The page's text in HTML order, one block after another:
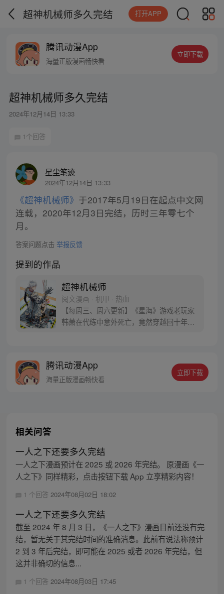
超神机械师多久完结 打开APP
腾讯动漫App
海量正版漫画畅快看
立即下载
超神机械师多久完结
2024年12月14日 13:33
1个回答
星尘笔迹
2024年12月14日 13:33
《超神机械师》 于2017年5月19日在起点中文网
连载，2020年12月3日完结，历时三年零七个
月。
答案问题点击 举报反馈
提到的作品
超神机械师
阅文漫画 · 机甲 · 热血
【每周三、周六更新】《星海》游戏老玩家
韩萧在代练中意外死亡，竟然穿越回十年前
心修炼。熟知游戏多个版本迭代与规则的
他，誓要在新的世界中，统领机械大军，从
腾讯动漫App
海量正版漫画畅快看
立即下载
相关问答
一人之下还要多久完结
一人之下漫画预计在 2025 或 2026 年完结。 原漫画《一
人之下》同样精彩，点击按钮下载 App 立享精彩内容！
1 个回答 2024年08月02日 18:02
一人之下还要多久完结
截至 2024 年 8 月 3 日，《一人之下》漫画目前还没有完
结，暂无关于其完结时间的准确消息。此前有说法称预计
2 到 3 年后完结，即可能在 2025 或者 2026 年完结，但
这并非确切的信息...
1 个回答 2024年08月03日 17:45